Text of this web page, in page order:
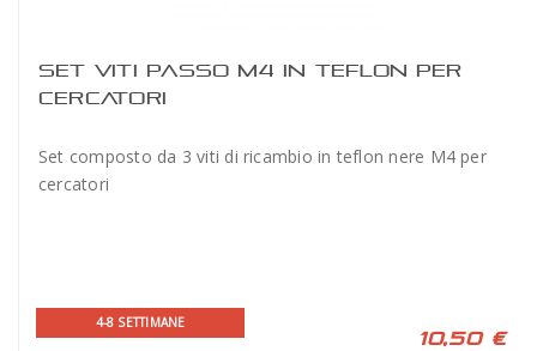
SET VITI PASSO M4 IN TEFLON PER
CERCATORI
Set composto da 3 viti di ricambio in teflon nere M4 per
cercatori
4-8 SETTIMANE
10,50 €